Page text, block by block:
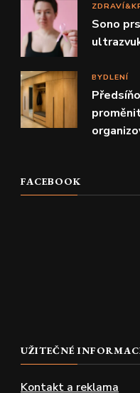
Sono
BYDLENÍ
FACEBOOK
UŽITEČNÉ
Kontakt a reklama